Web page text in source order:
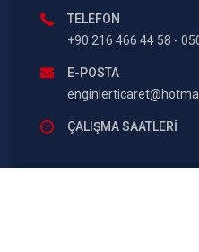
TELEFON
+90 216 466 44 58 -
E-POSTA
ÇALIŞMA SAATLERI